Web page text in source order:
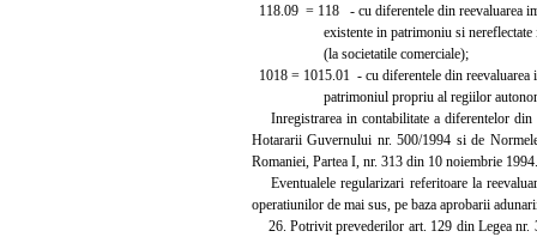
118.09 = 118 - cu diferentele din reevaluarea
existente in patrimoniu si nereflectate in
(la societatile comerciale);
1018 = 1015.01 - cu diferentele din
patrimoniul propriu al regiilor
Inregistrarea in contabilitate a diferentelor din
Hotararii Guvernului nr. 500/1994 si de
Romaniei, Partea I, nr. 313 din 10 noiembrie 1994.
Eventualele regularizari referitoare la
operatiunilor de mai sus, pe baza aprobarii
26. Potrivit prevederilor art. 129 din Legea nr.